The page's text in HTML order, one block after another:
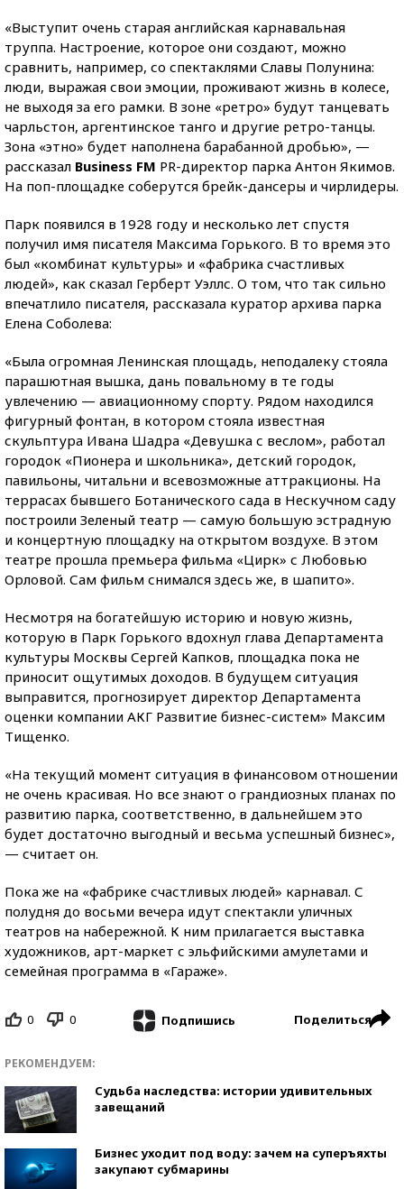
«Выступит очень старая английская карнавальная
труппа. Настроение, которое они создают, можно
сравнить, например, со спектаклями Славы Полунина:
люди, выражая свои эмоции, проживают жизнь в колесе,
не выходя за его рамки. В зоне «ретро» будут танцевать
чарльстон, аргентинское танго и другие ретро-танцы.
Зона «этно» будет наполнена барабанной дробью», —
рассказал Business FM PR-директор парка Антон Якимов.
На поп-площадке соберутся брейк-дансеры и чирлидеры.
Парк появился в 1928 году и несколько лет спустя
получил имя писателя Максима Горького. В то время это
был «комбинат культуры» и «фабрика счастливых
людей», как сказал Герберт Уэллс. О том, что так сильно
впечатлило писателя, рассказала куратор архива парка
Елена Соболева:
«Была огромная Ленинская площадь, неподалеку стояла
парашютная вышка, дань повальному в те годы
увлечению — авиационному спорту. Рядом находился
фигурный фонтан, в котором стояла известная
скульптура Ивана Шадра «Девушка с веслом», работал
городок «Пионера и школьника», детский городок,
павильоны, читальни и всевозможные аттракционы. На
террасах бывшего Ботанического сада в Нескучном саду
построили Зеленый театр — самую большую эстрадную
и концертную площадку на открытом воздухе. В этом
театре прошла премьера фильма «Цирк» с Любовью
Орловой. Сам фильм снимался здесь же, в шапито».
Несмотря на богатейшую историю и новую жизнь,
которую в Парк Горького вдохнул глава Департамента
культуры Москвы Сергей Капков, площадка пока не
приносит ощутимых доходов. В будущем ситуация
выправится, прогнозирует директор Департамента
оценки компании АКГ Развитие бизнес-систем» Максим
Тищенко.
«На текущий момент ситуация в финансовом отношении
не очень красивая. Но все знают о грандиозных планах по
развитию парка, соответственно, в дальнейшем это
будет достаточно выгодный и весьма успешный бизнес»,
— считает он.
Пока же на «фабрике счастливых людей» карнавал. С
полудня до восьми вечера идут спектакли уличных
театров на набережной. К ним прилагается выставка
художников, арт-маркет с эльфийскими амулетами и
семейная программа в «Гараже».
0 0 Подпишись Поделиться
РЕКОМЕНДУЕМ:
Судьба наследства: истории удивительных
завещаний
Бизнес уходит под воду: зачем на суперъяхты
закупают субмарины